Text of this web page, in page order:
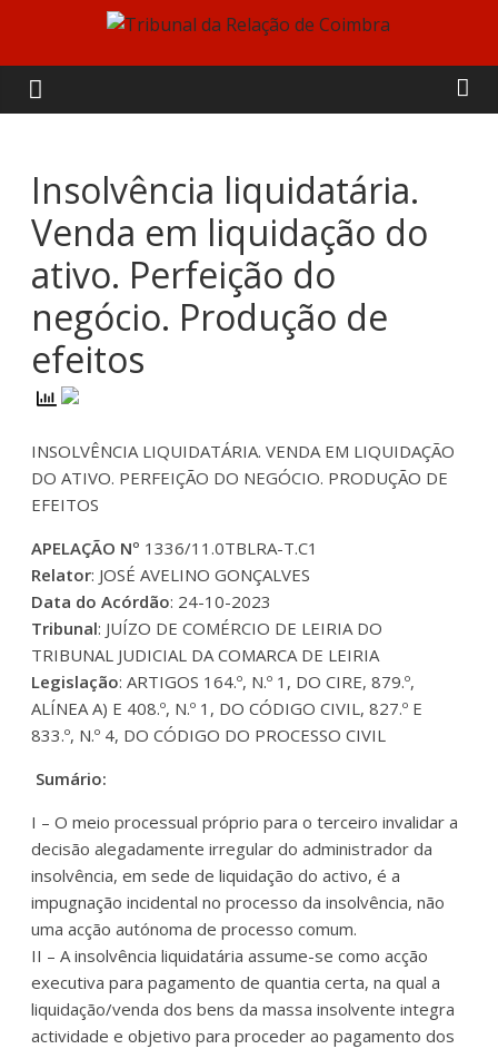
content
Tribunal
da
Relação
de
Coimbra
Insolvência liquidatária.
Venda em liquidação do
ativo. Perfeição do
negócio. Produção de
efeitos
INSOLVÊNCIA LIQUIDATÁRIA. VENDA EM LIQUIDAÇÃO
DO ATIVO. PERFEIÇÃO DO NEGÓCIO. PRODUÇÃO DE
EFEITOS
APELAÇÃO Nº 1336/11.0TBLRA-T.C1
Relator: JOSÉ AVELINO GONÇALVES
Data do Acórdão: 24-10-2023
Tribunal: JUÍZO DE COMÉRCIO DE LEIRIA DO
TRIBUNAL JUDICIAL DA COMARCA DE LEIRIA
Legislação: ARTIGOS 164.º, N.º 1, DO CIRE, 879.º,
ALÍNEA A) E 408.º, N.º 1, DO CÓDIGO CIVIL, 827.º E
833.º, N.º 4, DO CÓDIGO DO PROCESSO CIVIL
Sumário:
I – O meio processual próprio para o terceiro invalidar a
decisão alegadamente irregular do administrador da
insolvência, em sede de liquidação do activo, é a
impugnação incidental no processo da insolvência, não
uma acção autónoma de processo comum.
II – A insolvência liquidatária assume-se como acção
executiva para pagamento de quantia certa, na qual a
liquidação/venda dos bens da massa insolvente integra
actividade e objetivo para proceder ao pagamento dos